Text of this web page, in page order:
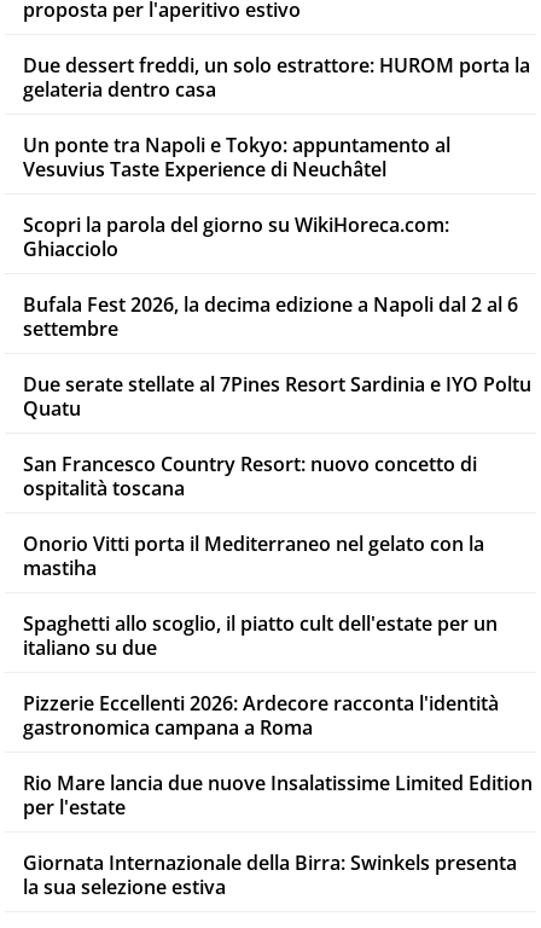
proposta per l'aperitivo estivo
Due dessert freddi, un solo estrattore: HUROM porta la
gelateria dentro casa
Un ponte tra Napoli e Tokyo: appuntamento al
Vesuvius Taste Experience di Neuchâtel
Scopri la parola del giorno su WikiHoreca.com:
Ghiacciolo
Bufala Fest 2026, la decima edizione a Napoli dal 2 al 6
settembre
Due serate stellate al 7Pines Resort Sardinia e IYO Poltu
Quatu
San Francesco Country Resort: nuovo concetto di
ospitalità toscana
Onorio Vitti porta il Mediterraneo nel gelato con la
mastiha
Spaghetti allo scoglio, il piatto cult dell'estate per un
italiano su due
Pizzerie Eccellenti 2026: Ardecore racconta l'identità
gastronomica campana a Roma
Rio Mare lancia due nuove Insalatissime Limited Edition
per l'estate
Giornata Internazionale della Birra: Swinkels presenta
la sua selezione estiva